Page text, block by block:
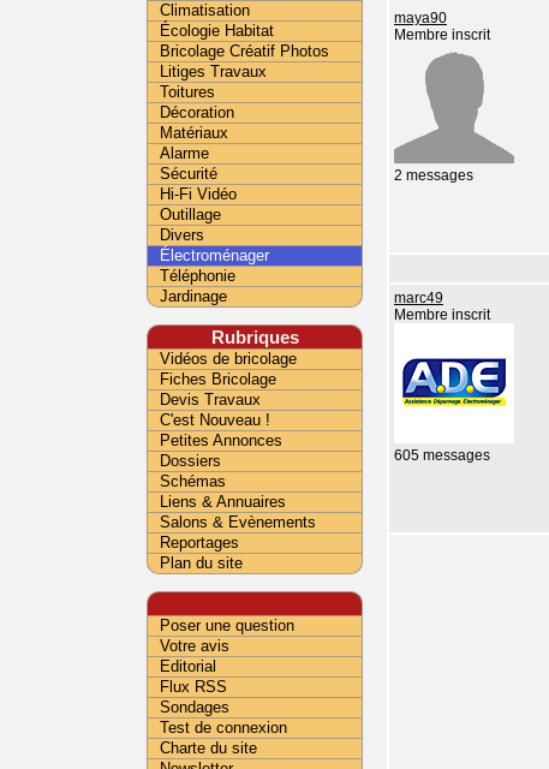
maya90
Membre inscrit
2 messages
marc49
Membre inscrit
605 messages
Climatisation
Écologie Habitat
Bricolage Créatif Photos
Litiges Travaux
Toitures
Décoration
Matériaux
Alarme
Sécurité
Hi-Fi Vidéo
Outillage
Divers
Électroménager
Téléphonie
Jardinage
Rubriques
Vidéos de bricolage
Fiches Bricolage
Devis Travaux
C'est Nouveau !
Petites Annonces
Dossiers
Schémas
Liens & Annuaires
Salons & Evènements
Reportages
Plan du site
Poser une question
Votre avis
Editorial
Flux RSS
Sondages
Test de connexion
Charte du site